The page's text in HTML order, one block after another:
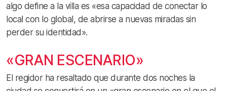
algo define a la villa es «esa capacidad de conectar lo
local con lo global, de abrirse a nuevas miradas sin
perder su identidad».
«GRAN ESCENARIO»
El regidor ha resaltado que durante dos noches la